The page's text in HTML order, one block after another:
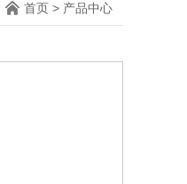
首页 > 产品中心